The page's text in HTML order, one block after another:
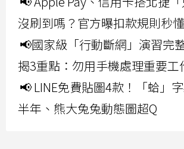
沒刷到嗎？官方曝扣款規則秒懂
📢國家級「行動斷網」演習完
揭3重點：勿用手機處理重要工
📢 LINE免費貼圖4款！「蛤」
半年、熊大兔兔動態圖超Q